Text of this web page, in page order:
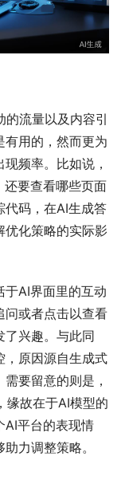
的流量以及内容引
有用的，然而更为
频率。比如说，
要查看哪些页面
代码，在AI生成答
优化策略的实际影
于AI界面里的互动
问或者点击以查看
了兴趣。与此同
，原因源自生成式
要留意的则是，
缘故在于AI模型的
AI平台的表现情
力调整策略。